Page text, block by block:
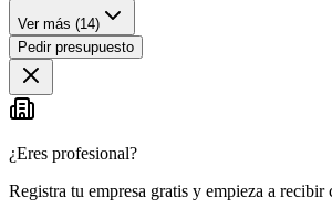
Ver más (14)
Pedir presupuesto
¿Eres profesional?
Registra tu empresa gratis y empieza a recibir